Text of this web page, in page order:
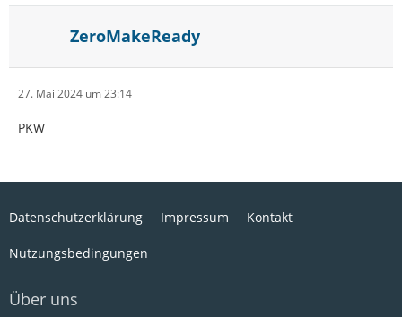
ZeroMakeReady
27. Mai 2024 um 23:14
PKW
Datenschutzerklärung Impressum Kontakt
Nutzungsbedingungen
Über uns